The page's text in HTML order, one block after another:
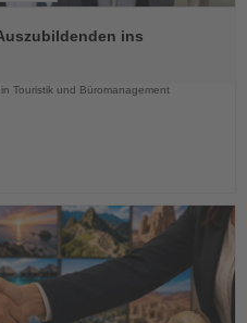
ins
Touristik und Büromanagement